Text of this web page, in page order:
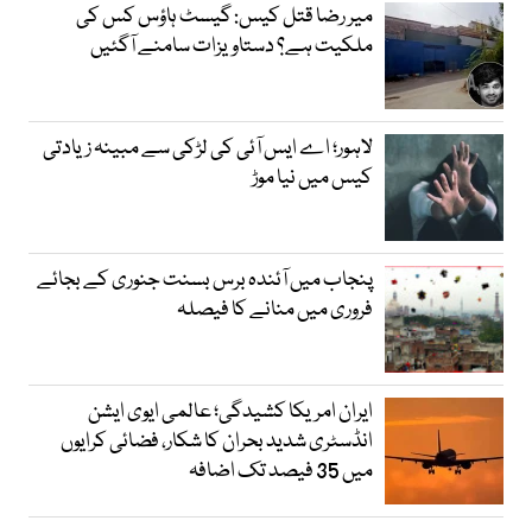
میر رضا قتل کیس: گیسٹ ہاؤس کس کی
ملکیت ہے؟ دستاویزات سامنے آگئیں
لاہور؛ اے ایس آئی کی لڑکی سے مبینہ زیادتی
کیس میں نیا موڑ
پنجاب میں آئندہ برس بسنت جنوری کے بجائے
فروری میں منانے کا فیصلہ
ایران امریکا کشیدگی؛ عالمی ایوی ایشن
انڈسٹری شدید بحران کا شکار، فضائی کرایوں
میں 35 فیصد تک اضافہ